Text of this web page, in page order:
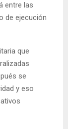
entre las
de ejecución
que
se
y eso